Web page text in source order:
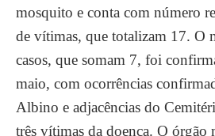
mosquito e conta com número
de vítimas, que totalizam 17. O
casos, que somam 7, foi
maio, com ocorrências
Albino e adjacências do
três vítimas da doença. O órgão